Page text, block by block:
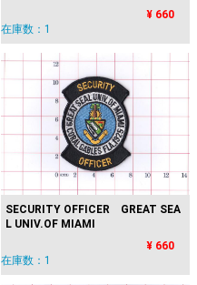
¥ 660
在庫数：1
SECURITY OFFICER GREAT SEA
L UNIV.OF MIAMI
¥ 660
在庫数：1